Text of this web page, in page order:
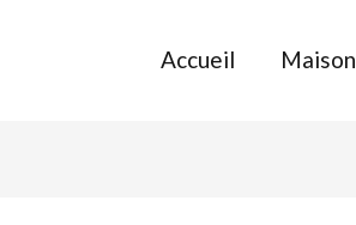
Accueil Maison